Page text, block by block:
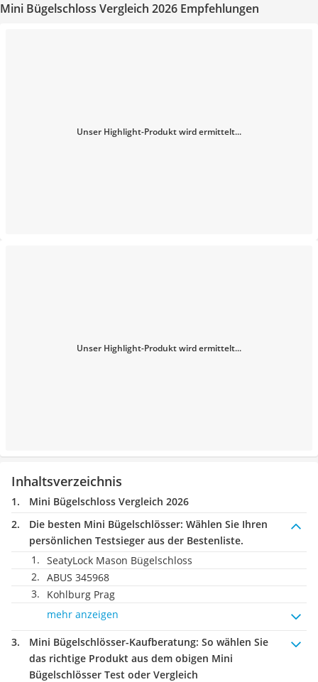
Mini Bügelschloss Vergleich 2026 Empfehlungen
Unser Highlight-Produkt wird ermittelt...
Unser Highlight-Produkt wird ermittelt...
Inhaltsverzeichnis
Mini Bügelschloss Vergleich 2026
Die besten Mini Bügelschlösser: Wählen Sie Ihren
persönlichen Testsieger aus der Bestenliste.
SeatyLock Mason Bügelschloss
ABUS 345968
Kohlburg Prag
mehr anzeigen
Mini Bügelschlösser-Kaufberatung: So wählen Sie
das richtige Produkt aus dem obigen Mini
Bügelschlösser Test oder Vergleich